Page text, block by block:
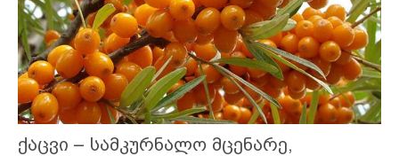
ქაცვი – სამკურნალო მცენარე,